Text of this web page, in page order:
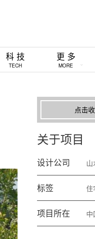
科 技
TECH
更 多
MORE
点击
关于项目
设计公司
标签 住
项目所在 中